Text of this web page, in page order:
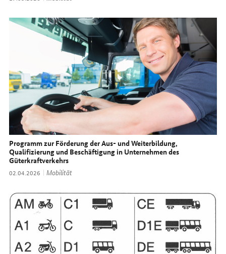
Programm zur Förderung der Aus- und Weiterbildung,
Qualifizierung und Beschäftigung in Unternehmen des
Güterkraftverkehrs
Datum:
02.04.2026 Thema:
Mobilität